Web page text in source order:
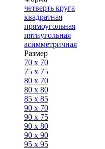
четверть круга
квадратная
прямоугольная
пятиугольная
асимметричная
Размер
70 x 70
75 x 75
80 x 70
80 x 80
85 x 85
90 x 70
90 x 75
90 x 80
90 x 90
95 x 95